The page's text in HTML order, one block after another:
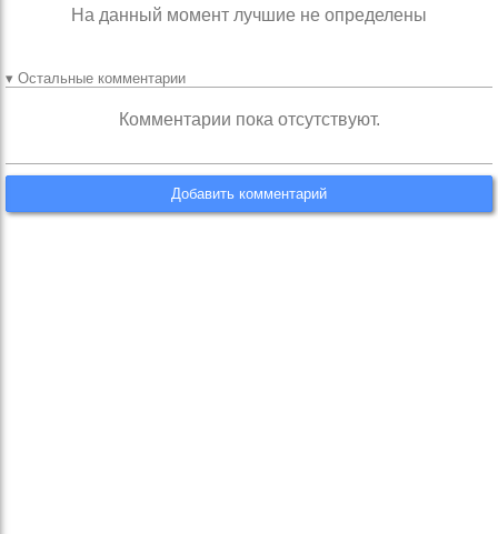
На данный момент лучшие не определены
▾ Остальные комментарии
Комментарии пока отсутствуют.
Добавить комментарий